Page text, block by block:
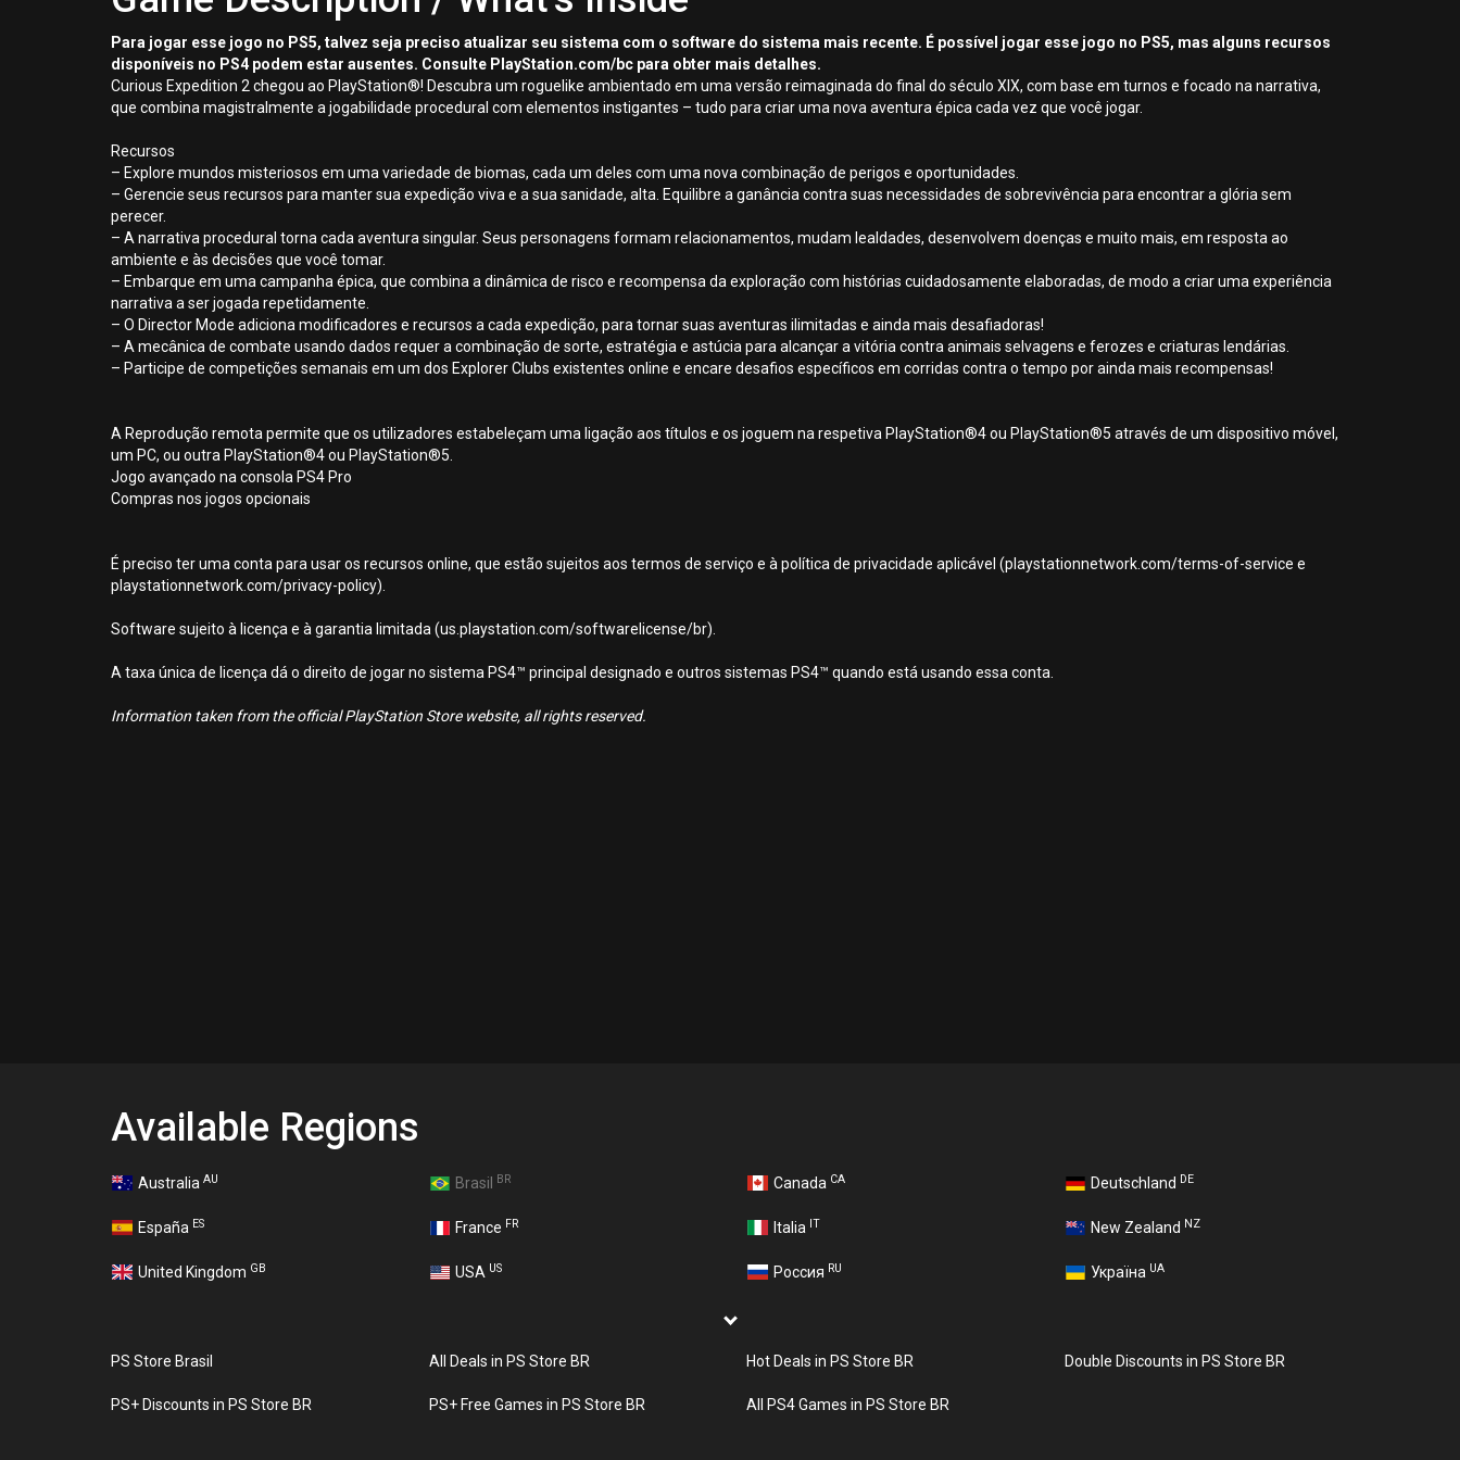
Para jogar esse jogo no PS5, talvez seja preciso atualizar seu sistema com o software do sistema mais recente. É possível jogar esse jogo no PS5, mas alguns recursos
disponíveis no PS4 podem estar ausentes. Consulte PlayStation.com/bc para obter mais detalhes.
Curious Expedition 2 chegou ao PlayStation®! Descubra um roguelike ambientado em uma versão reimaginada do final do século XIX, com base em turnos e focado na narrativa,
que combina magistralmente a jogabilidade procedural com elementos instigantes – tudo para criar uma nova aventura épica cada vez que você jogar.
Recursos
– Explore mundos misteriosos em uma variedade de biomas, cada um deles com uma nova combinação de perigos e oportunidades.
– Gerencie seus recursos para manter sua expedição viva e a sua sanidade, alta. Equilibre a ganância contra suas necessidades de sobrevivência para encontrar a glória sem
perecer.
– A narrativa procedural torna cada aventura singular. Seus personagens formam relacionamentos, mudam lealdades, desenvolvem doenças e muito mais, em resposta ao
ambiente e às decisões que você tomar.
– Embarque em uma campanha épica, que combina a dinâmica de risco e recompensa da exploração com histórias cuidadosamente elaboradas, de modo a criar uma experiência
narrativa a ser jogada repetidamente.
– O Director Mode adiciona modificadores e recursos a cada expedição, para tornar suas aventuras ilimitadas e ainda mais desafiadoras!
– A mecânica de combate usando dados requer a combinação de sorte, estratégia e astúcia para alcançar a vitória contra animais selvagens e ferozes e criaturas lendárias.
– Participe de competições semanais em um dos Explorer Clubs existentes online e encare desafios específicos em corridas contra o tempo por ainda mais recompensas!
A Reprodução remota permite que os utilizadores estabeleçam uma ligação aos títulos e os joguem na respetiva PlayStation®4 ou PlayStation®5 através de um dispositivo móvel,
um PC, ou outra PlayStation®4 ou PlayStation®5.
Jogo avançado na consola PS4 Pro
Compras nos jogos opcionais
É preciso ter uma conta para usar os recursos online, que estão sujeitos aos termos de serviço e à política de privacidade aplicável (playstationnetwork.com/terms-of-service e
playstationnetwork.com/privacy-policy).
Software sujeito à licença e à garantia limitada (us.playstation.com/softwarelicense/br).
A taxa única de licença dá o direito de jogar no sistema PS4™ principal designado e outros sistemas PS4™ quando está usando essa conta.
Information taken from the official PlayStation Store website, all rights reserved.
Available Regions
Australia AU Brasil BR Canada CA Deutschland DE
España ES France FR Italia IT New Zealand NZ
United Kingdom GB USA US Россия RU Україна UA
PS Store Brasil All Deals in PS Store BR Hot Deals in PS Store BR Double Discounts in PS Store BR
PS+ Discounts in PS Store BR PS+ Free Games in PS Store BR All PS4 Games in PS Store BR